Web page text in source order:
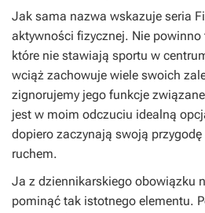
Jak sama nazwa wskazuje seria
aktywności fizycznej. Nie
które nie stawiają sportu w
wciąż zachowuje wiele swoich
zignorujemy jego funkcje
jest w moim odczuciu idealną
dopiero zaczynają swoją
ruchem.
Ja z dziennikarskiego obowiązku
pominąć tak istotnego elementu.